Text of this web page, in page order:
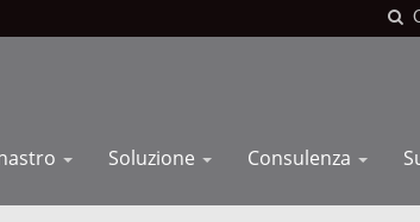
Soluzione Consulenza